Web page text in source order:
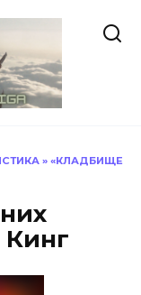
» «КЛАДБИЩЕ